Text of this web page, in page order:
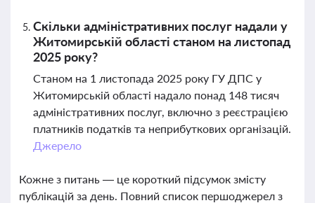
Скільки адміністративних послуг надали у
Житомирській області станом на листопад
2025 року?
Станом на 1 листопада 2025 року ГУ ДПС у
Житомирській області надало понад 148 тисяч
адміністративних послуг, включно з реєстрацією
платників податків та неприбуткових організацій.
Джерело
Кожне з питань — це короткий підсумок змісту
публікацій за день. Повний список першоджерел з